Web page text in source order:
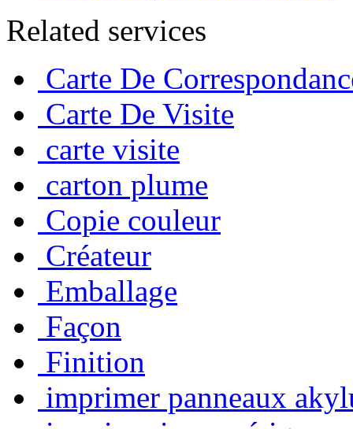
Related services
Carte De
Carte De Visite
carte visite
carton plume
Copie couleur
Créateur
Emballage
Façon
Finition
imprimer panneaux